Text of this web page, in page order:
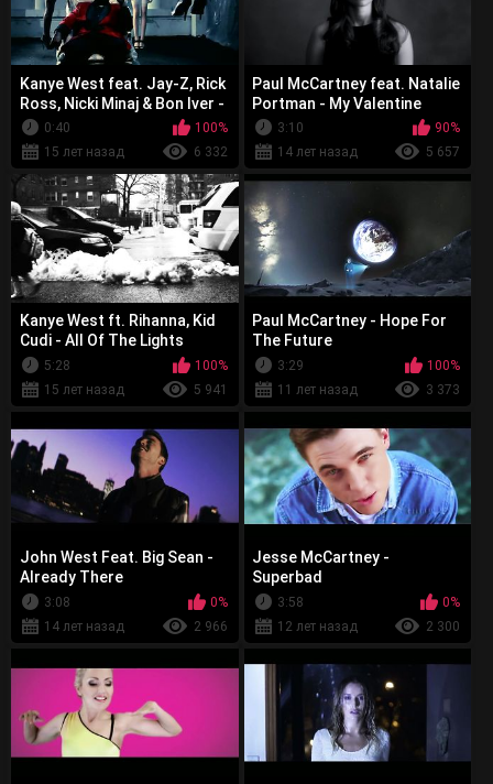
Kanye West feat. Jay-Z, Rick
Ross, Nicki Minaj & Bon Iver -
Monster
0:40
100%
15 лет назад
6 332
Paul McCartney feat. Natalie
Portman - My Valentine
3:10
90%
14 лет назад
5 657
Kanye West ft. Rihanna, Kid
Cudi - All Of The Lights
5:28
100%
15 лет назад
5 941
Paul McCartney - Hope For
The Future
3:29
100%
11 лет назад
3 373
John West Feat. Big Sean -
Already There
3:08
0%
14 лет назад
2 966
Jesse McCartney -
Superbad
3:58
0%
12 лет назад
2 300